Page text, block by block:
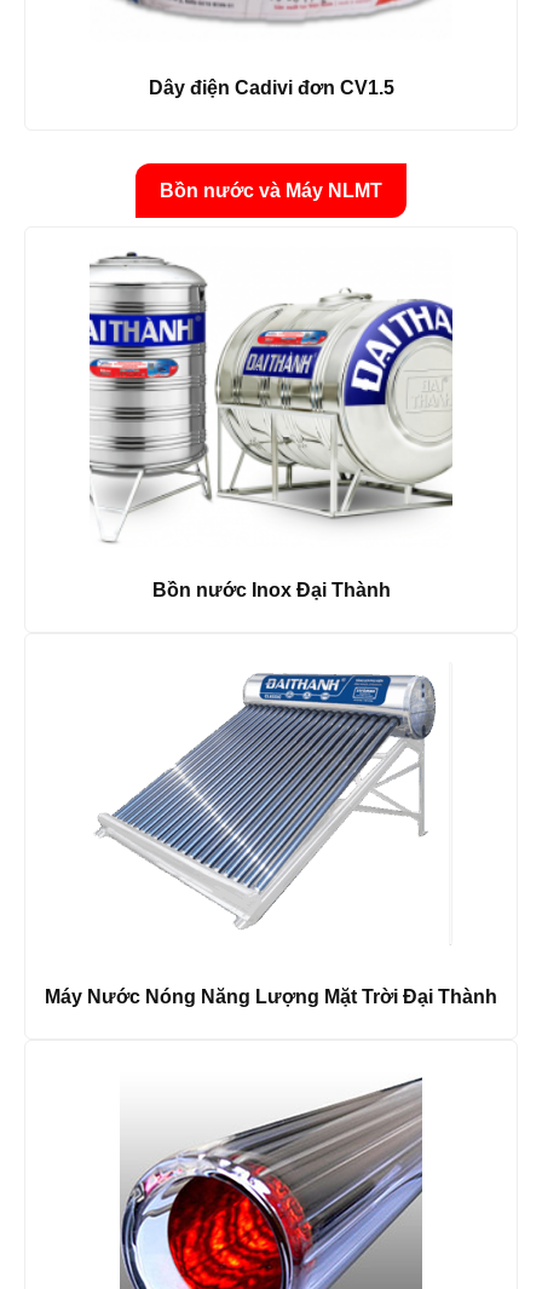
Dây điện Cadivi đơn CV1.5
Bồn nước và Máy NLMT
Bồn nước Inox Đại Thành
Máy Nước Nóng Năng Lượng Mặt Trời Đại Thành